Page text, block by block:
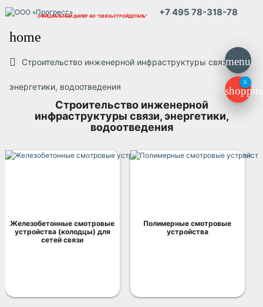
ОФИЦИАЛЬНЫЙ ДИЛЕР АО "СВЯЗЬСТРОЙДЕТАЛЬ" +7 495 78-318-78
menu
0
home
Строительство инженерной инфраструктуры связи,
энергетики, водоотведения
Строительство инженерной
инфраструктуры связи, энергетики,
водоотведения
Железобетонные смотровые
устройства (колодцы) для
сетей связи
Полимерные смотровые
устройства